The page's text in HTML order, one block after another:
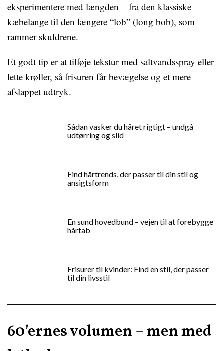
eksperimentere med længden – fra den klassiske
kæbelange til den længere “lob” (long bob), som
rammer skuldrene.
Et godt tip er at tilføje tekstur med saltvandsspray eller
lette krøller, så frisuren får bevægelse og et mere
afslappet udtryk.
Sådan vasker du håret rigtigt – undgå
udtørring og slid
Find hårtrends, der passer til din stil og
ansigtsform
En sund hovedbund – vejen til at forebygge
hårtab
Frisurer til kvinder: Find en stil, der passer
til din livsstil
60’ernes volumen – men med